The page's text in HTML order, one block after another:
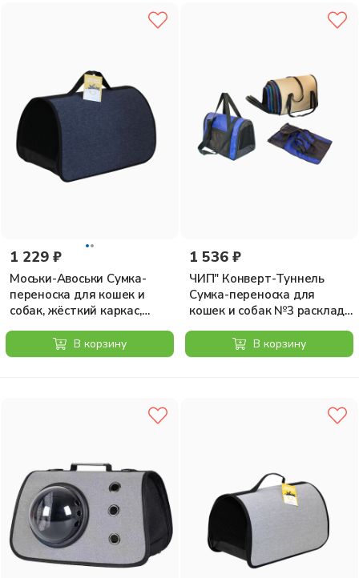
1 229 ₽
Моськи-Авоськи Сумка-
переноска для кошек и
собак, жёсткий каркас,
раскладная, 39,5х23,5х24
см, цвет синийВ корзину
1 536 ₽
ЧИП" Конверт-Туннель
Сумка-переноска для
кошек и собак №3 расклад.
с карманом и ремнем
47*28*32см"В корзину